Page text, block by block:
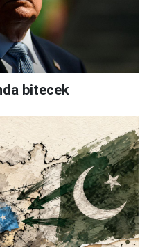
bitecek